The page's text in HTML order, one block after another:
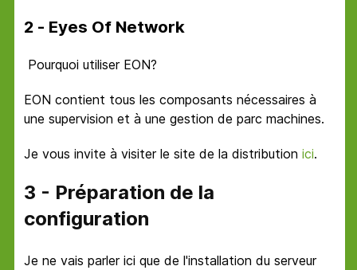
2 - Eyes Of Network
Pourquoi utiliser EON?
EON contient tous les composants nécessaires à
une supervision et à une gestion de parc machines.
Je vous invite à visiter le site de la distribution ici.
3 - Préparation de la
configuration
Je ne vais parler ici que de l'installation du serveur